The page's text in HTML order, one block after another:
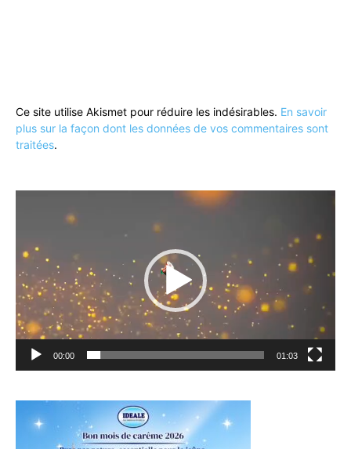
Ce site utilise Akismet pour réduire les indésirables. En savoir
plus sur la façon dont les données de vos commentaires sont
traitées.
00:00 01:03